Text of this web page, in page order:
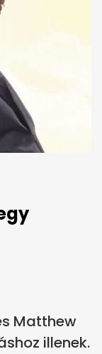
Matthew
illenek.